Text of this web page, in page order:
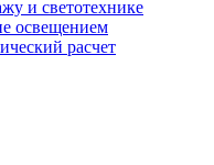
и светотехнике
освещением
расчет